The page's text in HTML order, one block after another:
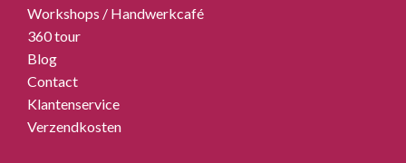
Workshops / Handwerkcafé
360 tour
Blog
Contact
Klantenservice
Verzendkosten